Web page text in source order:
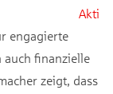
Akti
engagierte
auch finanzielle
zeigt, dass